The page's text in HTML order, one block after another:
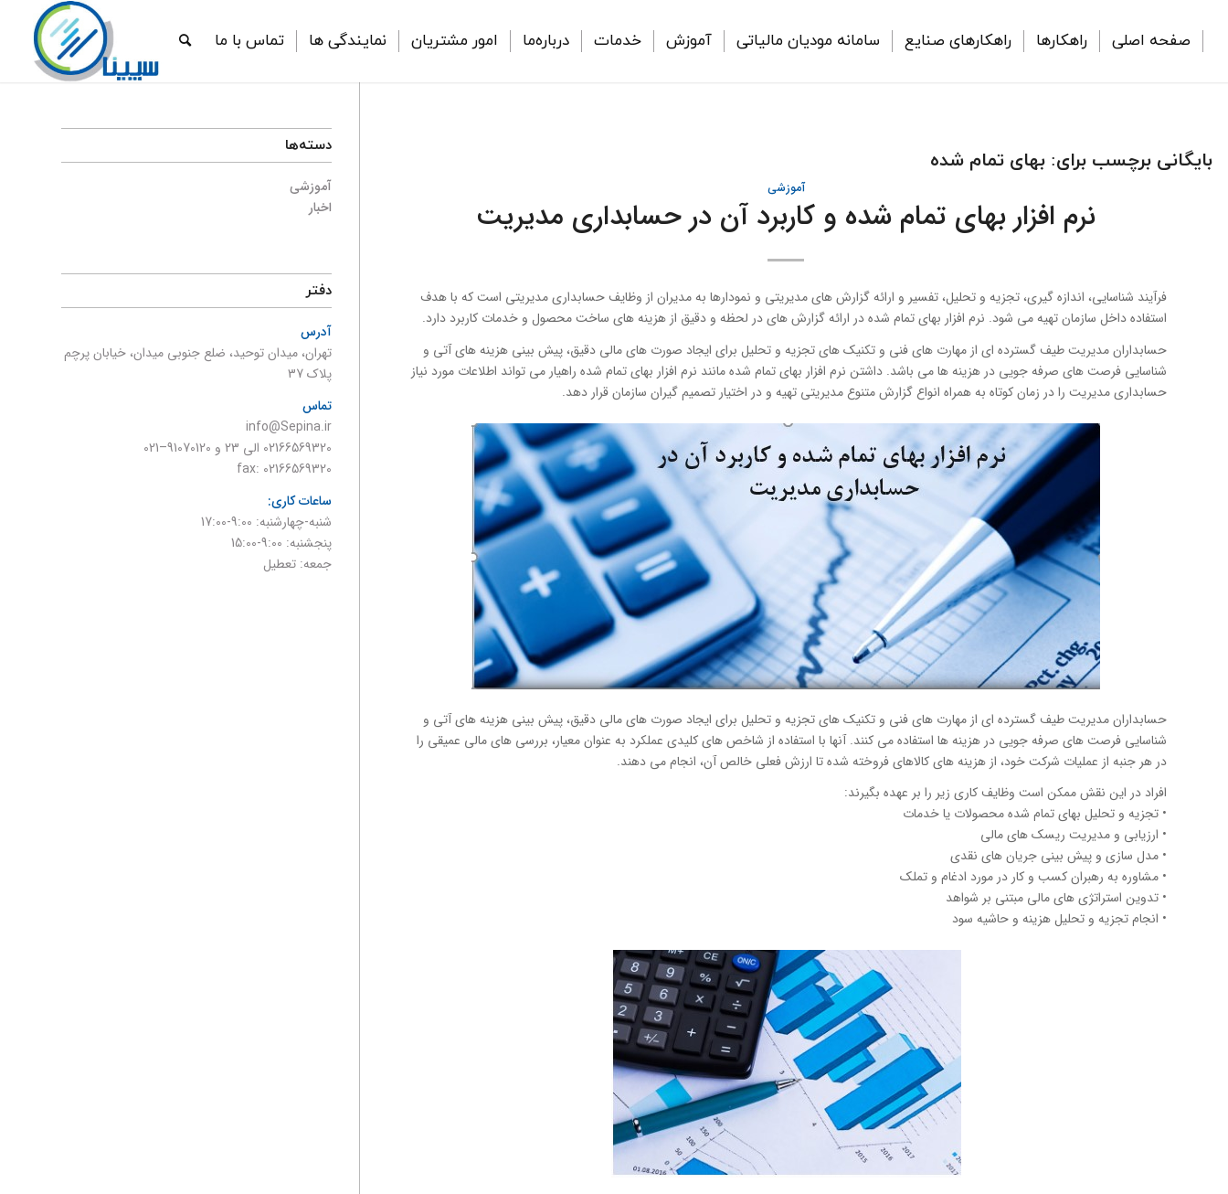
صفحه اصلی راهکارها راهکارهای صنایع سامانه مودیان مالیاتی آموزش خدمات درباره‌ما امور مشتریان نمایندگی ها تماس با ما
بایگانی برچسب برای: بهای تمام شده
آموزشی
نرم افزار بهای تمام شده و کاربرد آن در حسابداری مدیریت
فرآیند شناسایی، اندازه گیری، تجزیه و تحلیل، تفسیر و ارائه گزارش های مدیریتی و نمودارها به مدیران از وظایف حسابداری مدیریتی است که با هدف
استفاده داخل سازمان تهیه می شود. نرم افزار بهای تمام شده در ارائه گزارش های در لحظه و دقیق از هزینه های ساخت محصول و خدمات کاربرد دارد.
حسابداران مدیریت طیف گسترده ای از مهارت های فنی و تکنیک های تجزیه و تحلیل برای ایجاد صورت های مالی دقیق، پیش بینی هزینه های آتی و
شناسایی فرصت های صرفه جویی در هزینه ها می باشد. داشتن نرم افزار بهای تمام شده مانند نرم افزار بهای تمام شده راهیار می تواند اطلاعات مورد نیاز
حسابداری مدیریت را در زمان کوتاه به همراه انواع گزارش متنوع مدیریتی تهیه و در اختیار تصمیم گیران سازمان قرار دهد.
حسابداران مدیریت طیف گسترده ای از مهارت های فنی و تکنیک های تجزیه و تحلیل برای ایجاد صورت های مالی دقیق، پیش بینی هزینه های آتی و
شناسایی فرصت های صرفه جویی در هزینه ها استفاده می کنند. آنها با استفاده از شاخص های کلیدی عملکرد به عنوان معیار، بررسی های مالی عمیقی را
در هر جنبه از عملیات شرکت خود، از هزینه های کالاهای فروخته شده تا ارزش فعلی خالص آن، انجام می دهند.
افراد در این نقش ممکن است وظایف کاری زیر را بر عهده بگیرند:
• تجزیه و تحلیل بهای تمام شده محصولات یا خدمات
• ارزیابی و مدیریت ریسک های مالی
• مدل سازی و پیش بینی جریان های نقدی
• مشاوره به رهبران کسب و کار در مورد ادغام و تملک
• تدوین استراتژی های مالی مبتنی بر شواهد
• انجام تجزیه و تحلیل هزینه و حاشیه سود
دسته‌ها
آموزشی
اخبار
دفتر
آدرس
تهران، میدان توحید، ضلع جنوبی میدان، خیابان پرچم
پلاک 37
تماس
info@Sepina.ir
02166569320 الی 23 و 91070120–021
fax: 02166569320
ساعات کاری:
شنبه-چهارشنبه: 9:00-17:00
پنجشنبه: 9:00-15:00
جمعه: تعطیل